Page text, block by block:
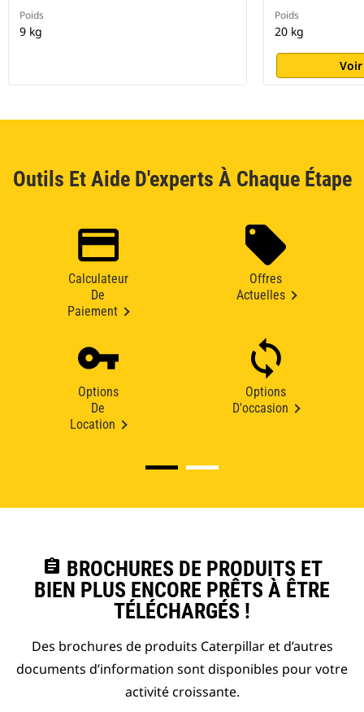
Poids
9 kg
Poids
20 kg
Outils Et Aide D'experts À Chaque Étape
Calculateur
De
Paiement
Offres
Actuelles
Options
De
Location
Options
D'occasion
assignment BROCHURES DE PRODUITS ET
BIEN PLUS ENCORE PRÊTS À ÊTRE
TÉLÉCHARGÉS !
Des brochures de produits Caterpillar et d’autres
documents d’information sont disponibles pour votre
activité croissante.